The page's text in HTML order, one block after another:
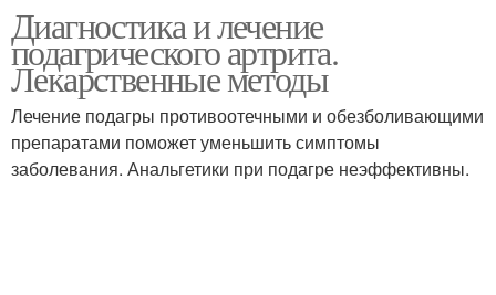
Диагностика и лечение
подагрического артрита.
Лекарственные методы
Лечение подагры противоотечными и обезболивающими
препаратами поможет уменьшить симптомы
заболевания. Анальгетики при подагре неэффективны.